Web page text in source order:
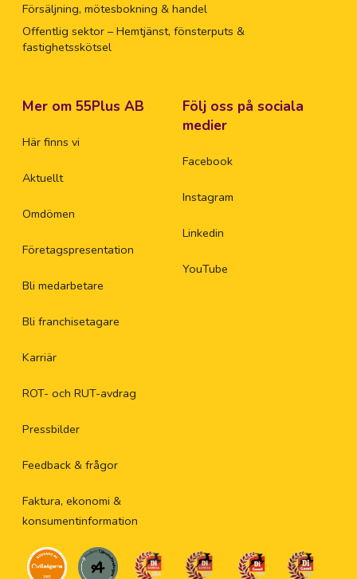
Försäljning, mötesbokning & handel
Offentlig sektor – Hemtjänst, fönsterputs &
fastighetsskötsel
Mer om 55Plus AB
Här finns vi
Aktuellt
Omdömen
Företagspresentation
Bli medarbetare
Bli franchisetagare
Karriär
ROT- och RUT-avdrag
Pressbilder
Feedback & frågor
Faktura, ekonomi &
konsumentinformation
Följ oss på sociala
medier
Facebook
Instagram
Linkedin
YouTube